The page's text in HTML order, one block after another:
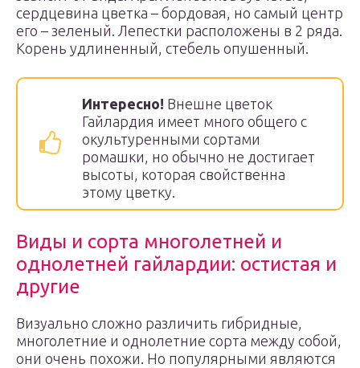
сердцевина цветка – бордовая, но самый центр
его – зеленый. Лепестки расположены в 2 ряда.
Корень удлиненный, стебель опушенный.
Интересно! Внешне цветок
Гайлардия имеет много общего с
окультуренными сортами
ромашки, но обычно не достигает
высоты, которая свойственна
этому цветку.
Виды и сорта многолетней и
однолетней гайлардии: остистая и
другие
Визуально сложно различить гибридные,
многолетние и однолетние сорта между собой,
они очень похожи. Но популярными являются